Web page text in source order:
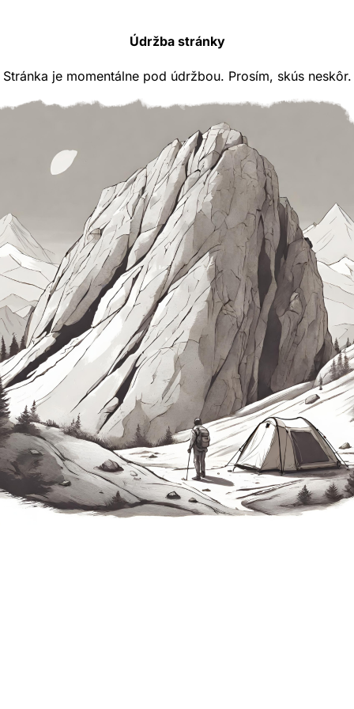
Údržba stránky
Stránka je momentálne pod údržbou. Prosím, skús neskôr.